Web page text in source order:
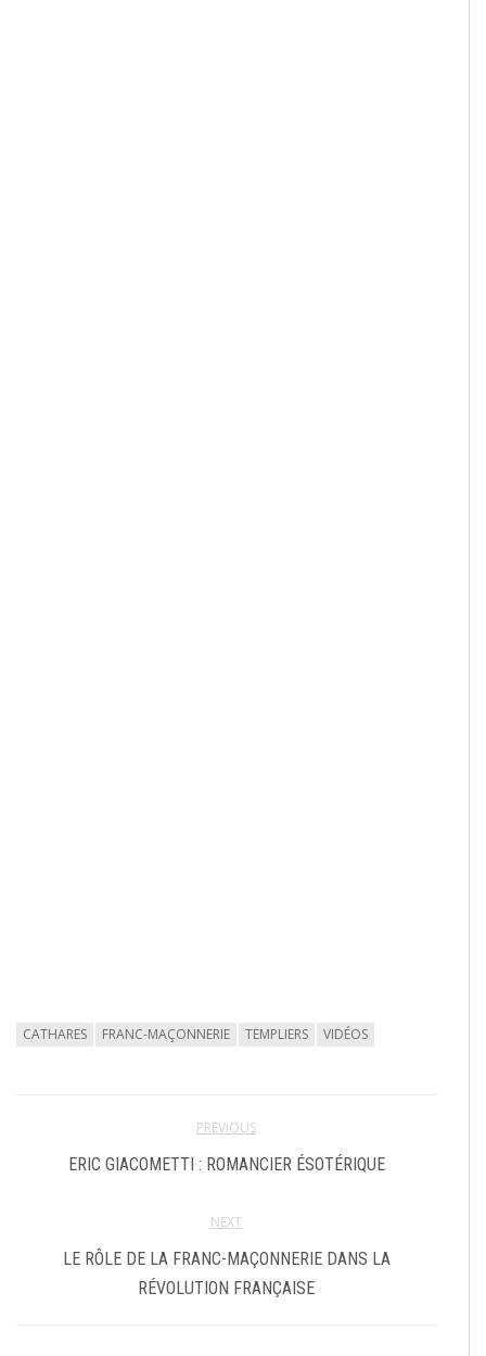
CATHARES FRANC-MAÇONNERIE TEMPLIERS VIDÉOS
PREVIOUS
ERIC GIACOMETTI : ROMANCIER ÉSOTÉRIQUE
NEXT
LE RÔLE DE LA FRANC-MAÇONNERIE DANS LA
RÉVOLUTION FRANÇAISE